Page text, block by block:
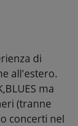
di
all'estero.
ma
(tranne
concerti nel